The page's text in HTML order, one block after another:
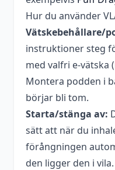
Hur du använder
Vätskebehållare/
instruktioner steg
med valfri e-vätska
Montera podden i
börjar bli tom.
Starta/stänga av:
sätt att när du
förångningen
den ligger den i vila.